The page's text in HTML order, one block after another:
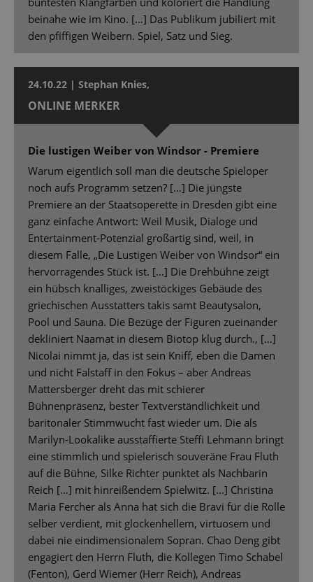
beinahe wie im Kino. […] Das Publikum jubiliert mit
den pfiffigen Weibern. Spiel, Satz und Sieg.
24.10.22 | Stephan Knies,
ONLINE MERKER
Die lustigen Weiber von Windsor - Premiere
Warum eigentlich soll man die deutsche Spieloper
noch aufs Programm setzen? […] Die jüngste
Premiere an der Staatsoperette in Dresden gibt eine
ganz einfache Antwort: Weil Musik, Dialoge und
Entertainment-Potenzial großartig sind, weil, in
diesem Falle, „Die Lustigen Weiber von Windsor“ ein
hervorragendes Stück ist. […] Die Drehbühne zeigt
ein hübsch knalliges, zweistöckiges Gebäude des
griechischen Ausstatters takis samt Beautysalon,
Pool und Sauna. Die Bezüge der Figuren zueinander
dekliniert Naamat in diesem Biotop klug durch., […]
Nicolai nimmt ja, das ist sein Kniff, eben die Damen
und nicht Falstaff in den Fokus – aber Andreas
Mattersberger dreht das mit schierer
Bühnenpräsenz, bester Textverständlichkeit und
baritonaler Stimmwucht fast wieder um. Die als
Marilyn-Lookalike ausstaffierte Steffi Lehmann bringt
eine stimmlich und spielerisch souveräne Frau Fluth
auf die Bühne, Silke Richter punktet als Nachbarin
Reich […] mit hinreißendem Spielwitz. [...] Christina
Maria Fercher als Anna hat sich die Bravi für die Rolle
selber verdient, mit glockenhellem, virtuosem und
dabei nie eindimensionalem Sopran. Chao Deng gibt
engagiert den Herrn Fluth, die Kollegen Timo Schabel
(Fenton), Gerd Wiemer (Herr Reich), Andreas